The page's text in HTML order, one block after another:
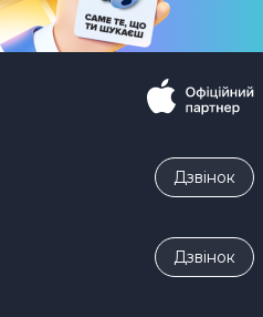
Дзвiнок
Дзвiнок